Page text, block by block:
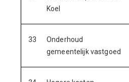
Koel
33
Onderhoud
gemeentelijk vastgoed